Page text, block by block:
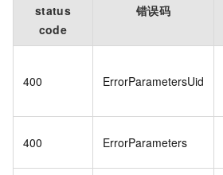
status
code
错误码
400 ErrorParametersUid
400 ErrorParameters